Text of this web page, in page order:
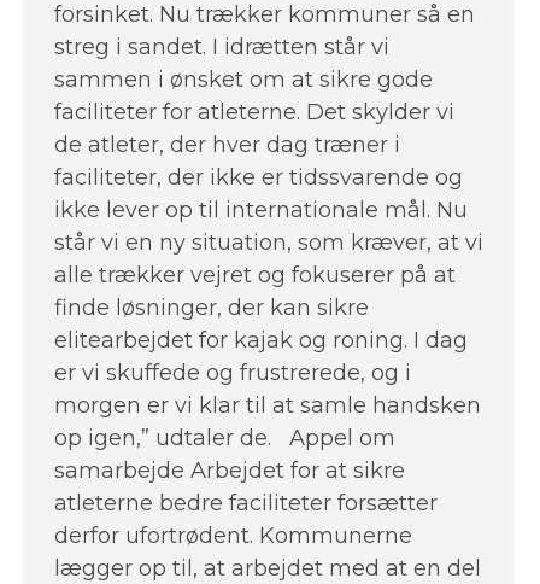
forsinket. Nu trækker kommuner så en
streg i sandet. I idrætten står vi
sammen i ønsket om at sikre gode
faciliteter for atleterne. Det skylder vi
de atleter, der hver dag træner i
faciliteter, der ikke er tidssvarende og
ikke lever op til internationale mål. Nu
står vi en ny situation, som kræver, at vi
alle trækker vejret og fokuserer på at
finde løsninger, der kan sikre
elitearbejdet for kajak og roning. I dag
er vi skuffede og frustrerede, og i
morgen er vi klar til at samle handsken
op igen,” udtaler de. Appel om
samarbejde Arbejdet for at sikre
atleterne bedre faciliteter forsætter
derfor ufortrødent. Kommunerne
lægger op til, at arbejdet med at en del